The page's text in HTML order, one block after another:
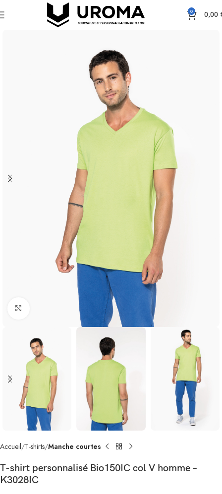
0 0,00
Accueil T-shirts Manche courtes
T-shirt personnalisé Bio150IC col V homme –
K3028IC